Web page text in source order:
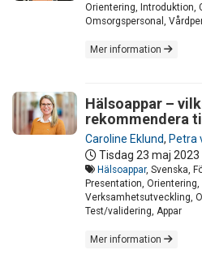
Orientering, Introduktion,
Omsorgspersonal,
Mer information
Hälsoappar –
rekommendera
Caroline Eklund, Petra
Tisdag 23 maj 2023
Hälsoappar, Svenska,
Presentation, Orientering,
Verksamhetsutveckling,
Test/validering, Appar
Mer information